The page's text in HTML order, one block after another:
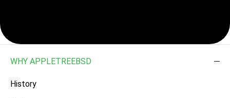
WHY APPLETREEBSD
History